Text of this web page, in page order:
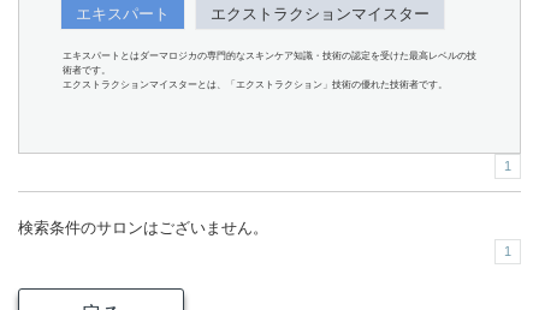
エキスパート エクストラクションマイスター
エキスパートとはダーマロジカの専門的なスキンケア知識・技術の認定を受けた最高レベルの技
術者です。
エクストラクションマイスターとは、「エクストラクション」技術の優れた技術者です。
1
検索条件のサロンはございません。
1